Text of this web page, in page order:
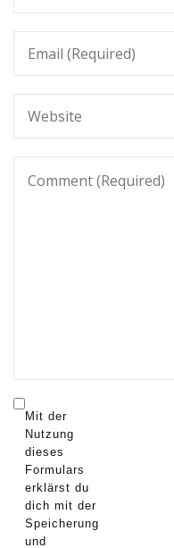
Mit der
Nutzung
dieses
Formulars
erklärst du
dich mit der
Speicherung
und